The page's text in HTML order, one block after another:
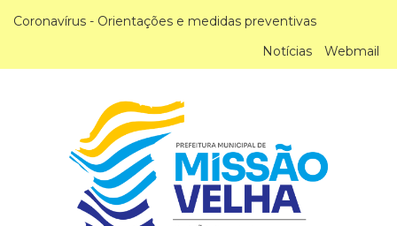
Coronavírus - Orientações e medidas preventivas
Notícias
Webmail